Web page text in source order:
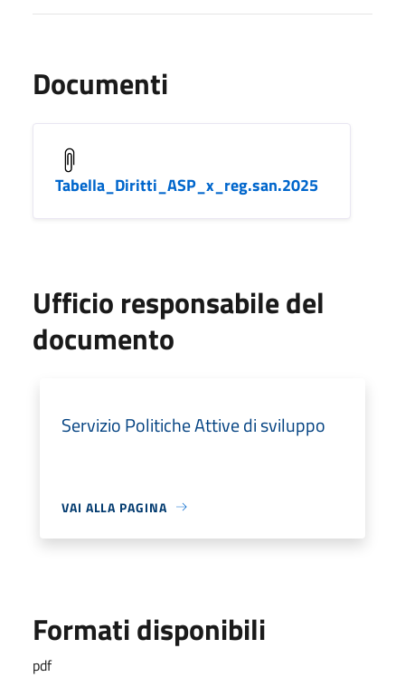
Documenti
Tabella_Diritti_ASP_x_reg.san.2025
Ufficio responsabile del
documento
Servizio Politiche Attive di sviluppo
VAI ALLA PAGINA
Formati disponibili
pdf